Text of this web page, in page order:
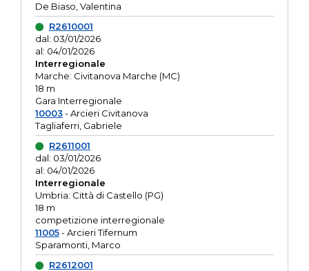
De Biaso, Valentina
R2610001
dal: 03/01/2026
al: 04/01/2026
Interregionale
Marche: Civitanova Marche (MC)
18 m
Gara Interregionale
10003- Arcieri Civitanova
Tagliaferri, Gabriele
R2611001
dal: 03/01/2026
al: 04/01/2026
Interregionale
Umbria: Città di Castello (PG)
18 m
competizione interregionale
11005- Arcieri Tifernum
Sparamonti, Marco
R2612001